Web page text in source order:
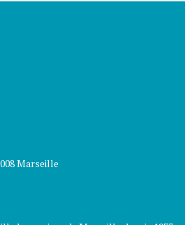
Marseille